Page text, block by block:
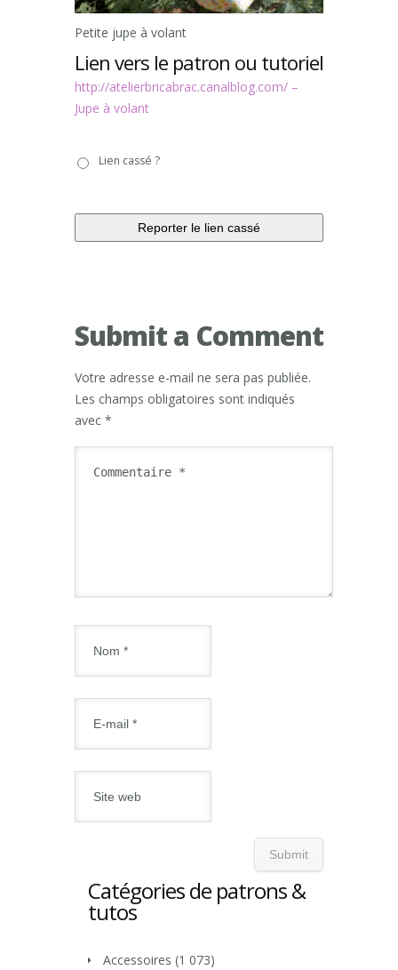
Petite jupe à volant
Lien vers le patron ou tutoriel
http://atelierbricabrac.canalblog.com/ –
Jupe à volant
casséLien cassé ?
Submit a Comment
Votre adresse e-mail ne sera pas publiée.
Les champs obligatoires sont indiqués
avec *
Catégories de patrons &
tutos
Accessoires (1 073)